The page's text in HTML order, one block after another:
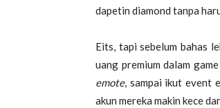
dapetin diamond tanpa
Eits, tapi sebelum bahas
uang premium dalam
emote, sampai ikut event
akun mereka makin kece